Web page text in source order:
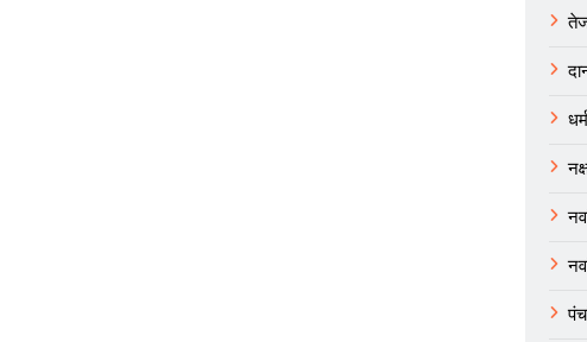
धर्म